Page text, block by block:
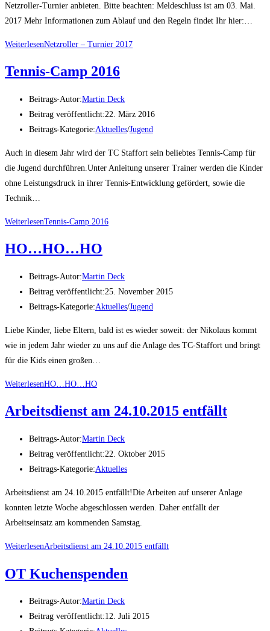
Netzroller-Turnier anbieten. Bitte beachten: Meldeschluss ist am 03. Mai.
2017 Mehr Informationen zum Ablauf und den Regeln findet Ihr hier:…
WeiterlesenNetzroller – Turnier 2017
Tennis-Camp 2016
Beitrags-Autor:Martin Deck
Beitrag veröffentlicht:22. März 2016
Beitrags-Kategorie:Aktuelles/Jugend
Auch in diesem Jahr wird der TC Staffort sein beliebtes Tennis-Camp für
die Jugend durchführen.Unter Anleitung unserer Trainer werden die Kinder
ohne Leistungsdruck in ihrer Tennis-Entwicklung gefördert, sowie die
Technik…
WeiterlesenTennis-Camp 2016
HO…HO…HO
Beitrags-Autor:Martin Deck
Beitrag veröffentlicht:25. November 2015
Beitrags-Kategorie:Aktuelles/Jugend
Liebe Kinder, liebe Eltern, bald ist es wieder soweit: der Nikolaus kommt
wie in jedem Jahr wieder zu uns auf die Anlage des TC-Staffort und bringt
für die Kids einen großen…
WeiterlesenHO…HO…HO
Arbeitsdienst am 24.10.2015 entfällt
Beitrags-Autor:Martin Deck
Beitrag veröffentlicht:22. Oktober 2015
Beitrags-Kategorie:Aktuelles
Arbeitsdienst am 24.10.2015 entfällt!Die Arbeiten auf unserer Anlage
konnten letzte Woche abgeschlossen werden. Daher entfällt der
Arbeitseinsatz am kommenden Samstag.
WeiterlesenArbeitsdienst am 24.10.2015 entfällt
OT Kuchenspenden
Beitrags-Autor:Martin Deck
Beitrag veröffentlicht:12. Juli 2015